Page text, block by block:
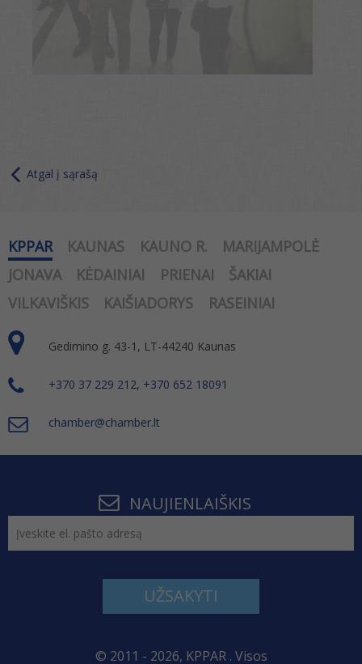
JONAVA
KĖDAINIAI PRIENAI
ŠAKIAI
VILKAVIŠKIS
KAIŠIADORYS RASEINIAI
+370 37 229 212, +370 652 18091
chamber@chamber.lt
teisės saugomos.